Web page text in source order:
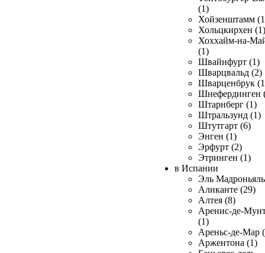
(1)
Хойзенштамм
Хольцкирхен (1)
Хоххайм-на-
(1)
Швайнфурт (1)
Шварцвальд (2)
Шварценбрук
Шнефердинген
Штарнберг (1)
Штральзунд (1)
Штутгарт (6)
Энген (1)
Эрфурт (2)
Этринген (1)
в Испании
Эль
Аликанте (29)
Алтея (8)
Аренис-де-
(1)
Ареньс-де-Мар
Аржентона (1)